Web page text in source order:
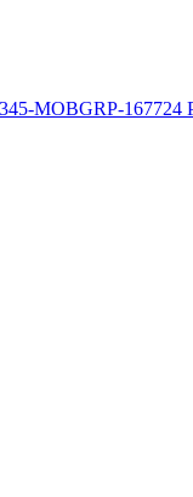
MOBGRP-